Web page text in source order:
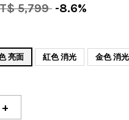
5,799 -8.6%
亮面 紅色 消光 金色 消光
+